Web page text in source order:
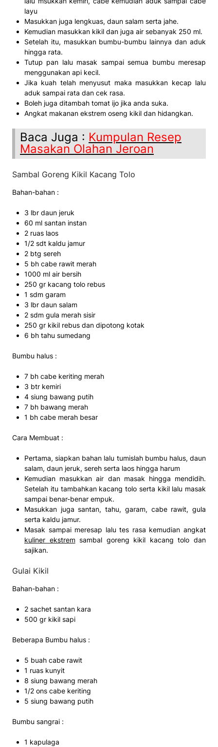
layu
Masukkan juga lengkuas, daun salam serta jahe.
Kemudian masukkan kikil dan juga air sebanyak 250 ml.
Setelah itu, masukkan bumbu-bumbu lainnya dan aduk
hingga rata.
Tutup pan lalu masak sampai semua bumbu meresap
menggunakan api kecil.
Jika kuah telah menyusut maka masukkan kecap lalu
aduk sampai rata dan cek rasa.
Boleh juga ditambah tomat ijo jika anda suka.
Angkat makanan ekstrem oseng kikil dan hidangkan.
Baca Juga : Kumpulan Resep
Masakan Olahan Jeroan
Sambal Goreng Kikil Kacang Tolo
Bahan-bahan :
3 lbr daun jeruk
60 ml santan instan
2 ruas laos
1/2 sdt kaldu jamur
2 btg sereh
5 bh cabe rawit merah
1000 ml air bersih
250 gr kacang tolo rebus
1 sdm garam
3 lbr daun salam
2 sdm gula merah sisir
250 gr kikil rebus dan dipotong kotak
6 bh tahu sumedang
Bumbu halus :
7 bh cabe keriting merah
3 btr kemiri
4 siung bawang putih
7 bh bawang merah
1 bh cabe merah besar
Cara Membuat :
Pertama, siapkan bahan lalu tumislah bumbu halus, daun
salam, daun jeruk, sereh serta laos hingga harum
Kemudian masukkan air dan masak hingga mendidih.
Setelah itu tambahkan kacang tolo serta kikil lalu masak
sampai benar-benar empuk.
Masukkan juga santan, tahu, garam, cabe rawit, gula
serta kaldu jamur.
Masak sampai meresap lalu tes rasa kemudian angkat
kuliner ekstremsambal goreng kikil kacang tolo dan
sajikan.
Gulai Kikil
Bahan-bahan :
2 sachet santan kara
500 gr kikil sapi
Beberapa Bumbu halus :
5 buah cabe rawit
1 ruas kunyit
8 siung bawang merah
1/2 ons cabe keriting
5 siung bawang putih
Bumbu sangrai :
1 kapulaga